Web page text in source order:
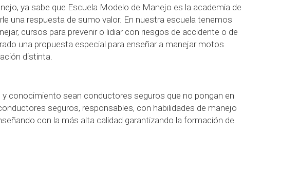
ya sabe que Escuela Modelo de Manejo es la academia de
una respuesta de sumo valor. En nuestra escuela tenemos
cursos para prevenir o lidiar con riesgos de accidente o de
una propuesta especial para enseñar a manejar motos
distinta.
conocimiento sean conductores seguros que no pongan en
seguros, responsables, con habilidades de manejo
con la más alta calidad garantizando la formación de